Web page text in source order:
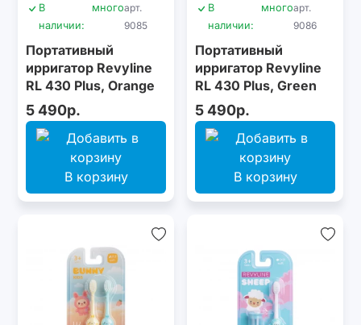
В
наличии:
многоарт.
9085
Портативный
ирригатор Revyline
RL 430 Plus, Orange
5 490р.
В корзину
В
наличии:
многоарт.
9086
Портативный
ирригатор Revyline
RL 430 Plus, Green
5 490р.
В корзину